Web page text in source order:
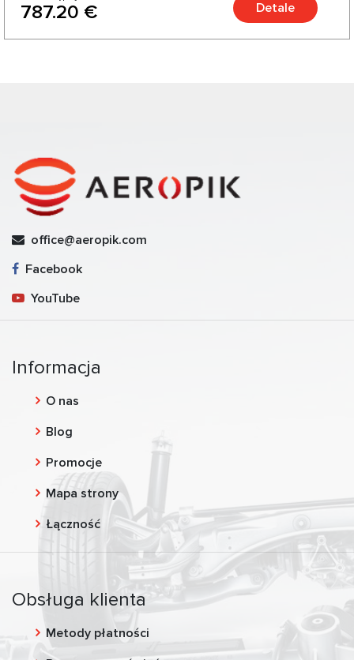
787.20 € Detale
office@aeropik.com
Facebook
YouTube
Informacja
O nas
Blog
Promocje
Mapa strony
Łączność
Obsługa klienta
Metody płatności